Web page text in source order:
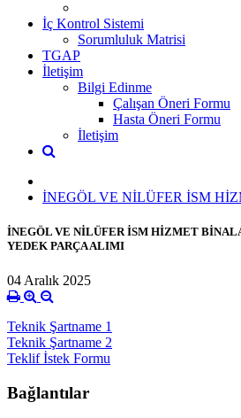
İç Kontrol Sistemi
Sorumluluk Matrisi
TGAP
İletişim
Bilgi Edinme
Çalışan Öneri Formu
Hasta Öneri Formu
İletişim
İNEGÖL VE NİLÜFER İSM
İNEGÖL VE NİLÜFER İSM HİZMET
YEDEK PARÇA ALIMI
04 Aralık 2025
Teknik Şartname 1
Teknik Şartname 2
Teklif İstek Formu
Bağlantılar